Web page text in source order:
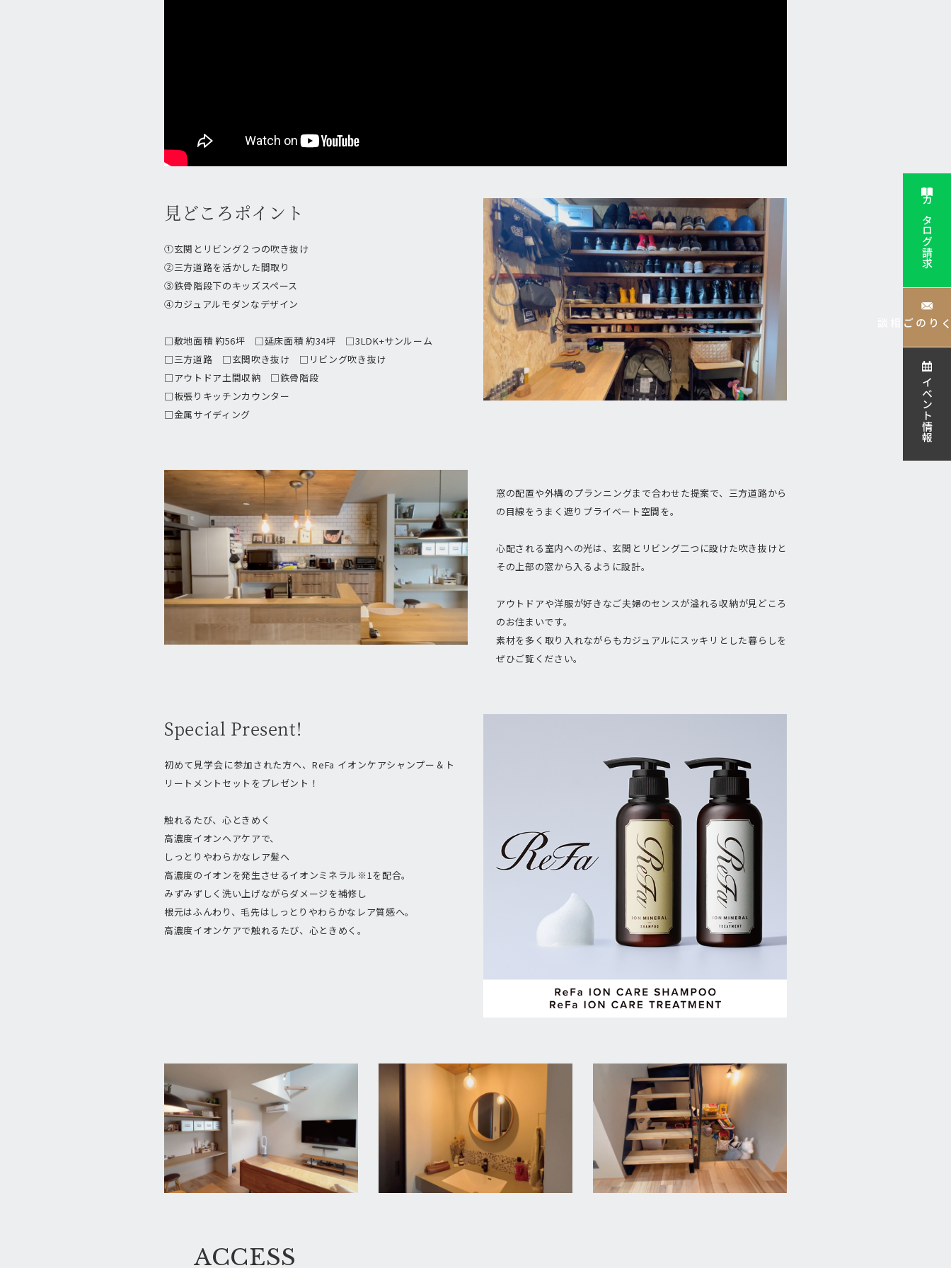
見どころポイント
①玄関とリビング２つの吹き抜け
②三方道路を活かした間取り
③鉄骨階段下のキッズスペース
④カジュアルモダンなデザイン
□敷地面積 約56坪 □延床面積 約34坪 □3LDK+サンルーム
□三方道路 □玄関吹き抜け □リビング吹き抜け
□アウトドア土間収納 □鉄骨階段
□板張りキッチンカウンター
□金属サイディング
窓の配置や外構のプランニングまで合わせた提案で、三方道路から
の目線をうまく遮りプライベート空間を。
心配される室内への光は、玄関とリビング二つに設けた吹き抜けと
その上部の窓から入るように設計。
アウトドアや洋服が好きなご夫婦のセンスが溢れる収納が見どころ
のお住まいです。
素材を多く取り入れながらもカジュアルにスッキリとした暮らしを
ぜひご覧ください。
Special Present!
初めて見学会に参加された方へ、ReFa イオンケアシャンプー＆ト
リートメントセットをプレゼント！
触れるたび、心ときめく
高濃度イオンヘアケアで、
しっとりやわらかなレア髪へ
高濃度のイオンを発生させるイオンミネラル※1を配合。
みずみずしく洗い上げながらダメージを補修し
根元はふんわり、毛先はしっとりやわらかなレア質感へ。
高濃度イオンケアで触れるたび、心ときめく。
ACCESS
カタログ請求
家づくりの
イベント情報